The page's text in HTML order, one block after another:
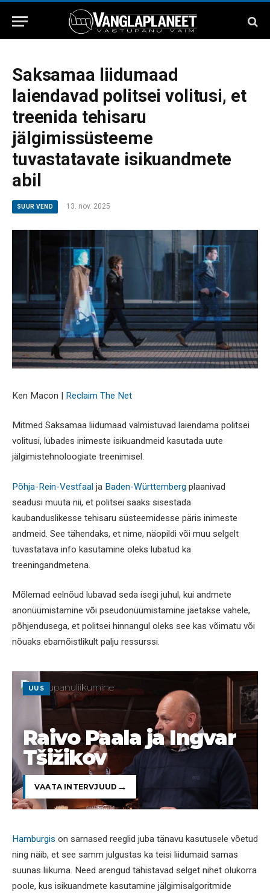
Saksamaa liidumaad
laiendavad politsei volitusi, et
treenida tehisaru
jälgimissüsteeme
tuvastatavate isikuandmete
abil
SUUR VEND 13. nov. 2025
Ken Macon | Reclaim The Net
Mitmed Saksamaa liidumaad valmistuvad laiendama politsei
volitusi, lubades inimeste isikuandmeid kasutada uute
jälgimistehnoloogiate treenimisel.
Põhja-Rein-Vestfaal ja Baden-Württemberg plaanivad
seadusi muuta nii, et politsei saaks sisestada
kaubanduslikesse tehisaru süsteemidesse päris inimeste
andmeid. See tähendaks, et nime, näopildi või muu selgelt
tuvastatava info kasutamine oleks lubatud ka
treeningandmetena.
Mõlemad eelnõud lubavad seda isegi juhul, kui andmete
anonüümistamine või pseudonüümistamine jäetakse vahele,
põhjendusega, et politsei hinnangul oleks see kas võimatu või
nõuaks ebamõistlikult palju ressurssi.
UUS
Raivo Paala ja Ingvar
Tšižikov
VAATA INTERVJUUD
Hamburgis on sarnased reeglid juba tänavu kasutusele võetud
ning näib, et see samm julgustas ka teisi liidumaid samas
suunas liikuma. Need arengud tähistavad selget nihet olukorra
poole, kus isikuandmete kasutamine jälgimisalgoritmide